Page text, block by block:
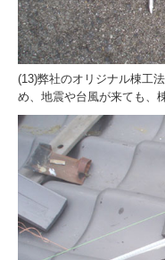
(13)弊社のオリジナル棟工
め、地震や台風が来ても、